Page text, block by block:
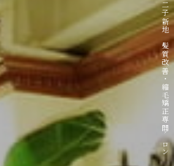
二子新地 髪質改善・縮毛矯正専門サロン